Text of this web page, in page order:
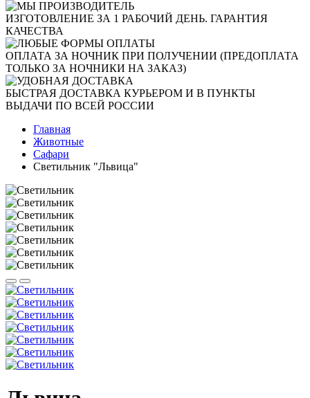
ИЗГОТОВЛЕНИЕ ЗА 1 РАБОЧИЙ ДЕНЬ. ГАРАНТИЯ
КАЧЕСТВА
ОПЛАТА ЗА НОЧНИК ПРИ ПОЛУЧЕНИИ (ПРЕДОПЛАТА
ТОЛЬКО ЗА НОЧНИКИ НА ЗАКАЗ)
БЫСТРАЯ ДОСТАВКА КУРЬЕРОМ И В ПУНКТЫ
ВЫДАЧИ ПО ВСЕЙ РОССИИ
Главная
Животные
Сафари
Светильник "Львица"